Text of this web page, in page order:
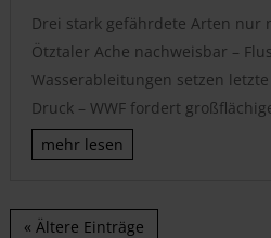
Drei stark gefährdete Arten nur
Ötztaler Ache nachweisbar –
Wasserableitungen setzen
Druck – WWF fordert
mehr lesen
« Ältere Einträge